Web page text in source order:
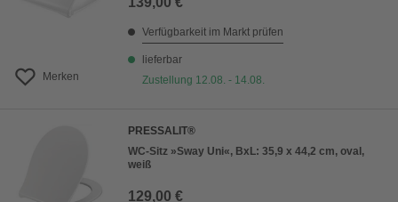
Merken
Verfügbarkeit im Markt prüfen
lieferbar
Zustellung 12.08. - 14.08.
PRESSALIT®
WC-Sitz »Sway Uni«, BxL: 35,9 x 44,2 cm, oval,
weiß
129,00 €